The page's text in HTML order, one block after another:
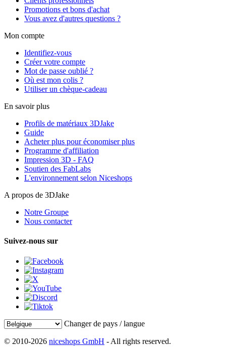
Promotions et bons d'achat
Vous avez d'autres questions ?
Mon compte
Identifiez-vous
Créer votre compte
Mot de passe oublié ?
Où est mon colis ?
Utiliser un chèque-cadeau
En savoir plus
Profils de matériaux 3DJake
Guide
Acheter plus pour économiser plus
Programme d'affiliation
Impression 3D - FAQ
Soutien des FabLabs
L'environnement selon Niceshops
A propos de 3DJake
Notre Groupe
Nous contacter
Suivez-nous sur
Changer de pays / langue
© 2010-2026 niceshops GmbH - All rights reserved.